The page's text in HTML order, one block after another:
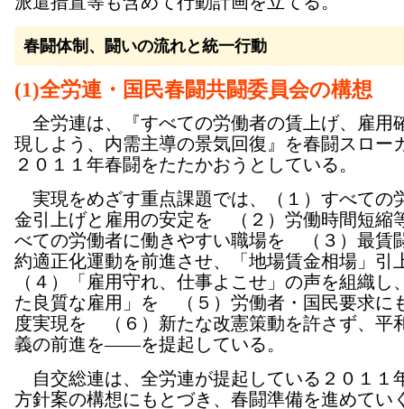
春闘体制、闘いの流れと統一行動
(1)全労連・国民春闘共闘委員会の構想
全労連は、『すべての労働者の賃上げ、雇
現しよう、内需主導の景気回復』を春闘スロー
２０１１年春闘をたたかおうとしている。
実現をめざす重点課題では、（１）すべての
金引上げと雇用の安定を （２）労働時間短縮
べての労働者に働きやすい職場を （３）最賃
約適正化運動を前進させ、「地場賃金相場」
（４）「雇用守れ、仕事よこせ」の声を組織し
た良質な雇用」を （５）労働者・国民要求に
度実現を （６）新たな改憲策動を許さず、平
義の前進を――を提起している。
自交総連は、全労連が提起している２０１１
方針案の構想にもとづき、春闘準備を進めてい